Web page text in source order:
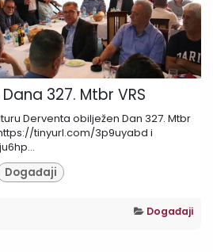
327. Mtbr VRS
Derventa obilježen Dan 327. Mtbr
tinyurl.com/3p9uyabd i
Događaji
Događaji